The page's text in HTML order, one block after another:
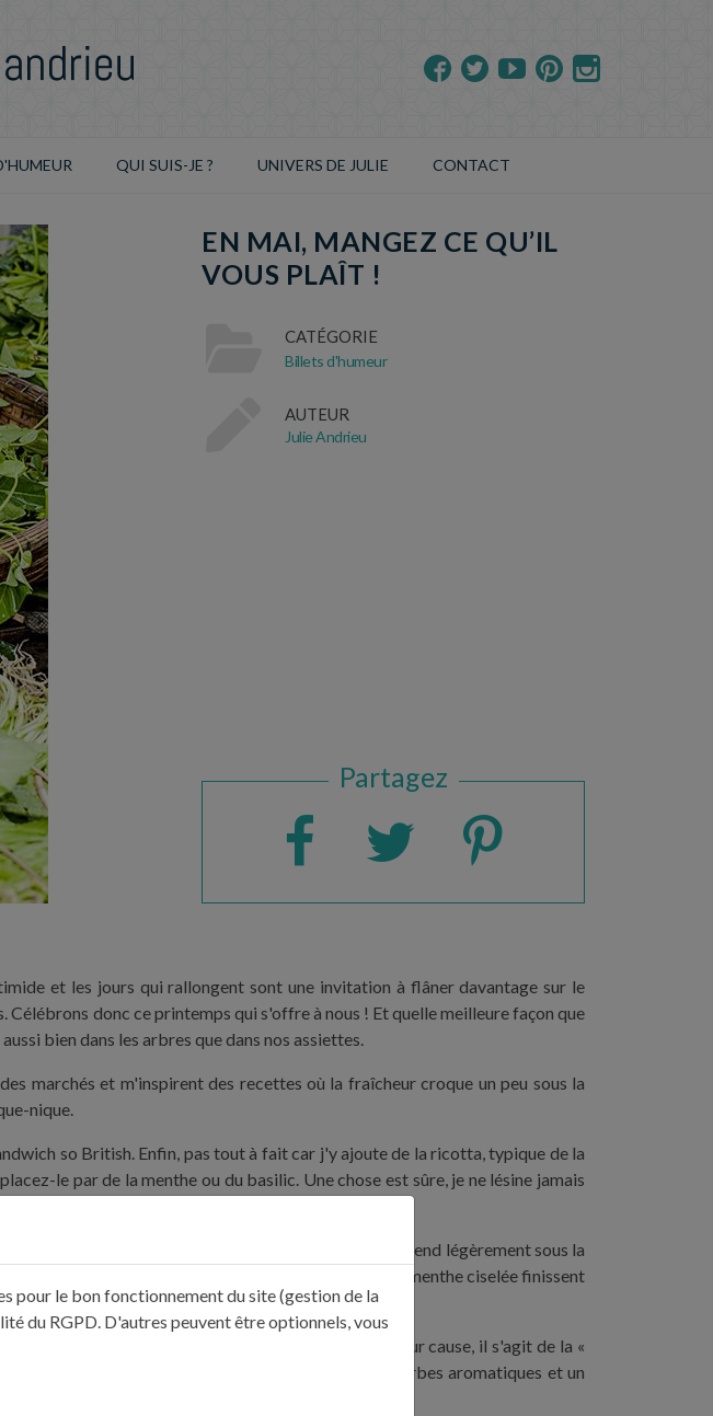
QUI SUIS-JE ? UNIVERS DE JULIE CONTACT
EN MAI, MANGEZ CE QU’IL
VOUS PLAÎT !
CATÉGORIE
Billets d'humeur
AUTEUR
Julie Andrieu
Partagez
et les jours qui rallongent sont une invitation à flâner davantage sur le
donc ce printemps qui s'offre à nous ! Et quelle meilleure façon que
bien dans les arbres que dans nos assiettes.
marchés et m'inspirent des recettes où la fraîcheur croque un peu sous la
nique.
so British. Enfin, pas tout à fait car j'y ajoute de la ricotta, typique de la
le par de la menthe ou du basilic. Une chose est sûre, je ne lésine jamais
alors prête à accueillir le fromage de chèvre, il se détend légèrement sous la
et de fleur de sel. Les fins bâtonnets d'oignon et la menthe ciselée finissent
de mes favorites.
trouver une « vieille godasse » appétissante. Et pour cause, il s'agit de la «
dénuées d'amertume, passées au four avec des herbes aromatiques et un
chemin entre flan et clafoutis.
pour le bon fonctionnement du site (gestion de la
du RGPD. D'autres peuvent être optionnels, vous